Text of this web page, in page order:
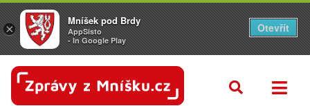
×
Mníšek pod Brdy
AppSisto
- In Google Play
Otevřít